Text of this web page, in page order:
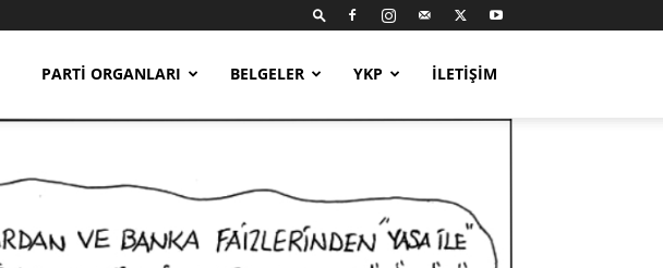
PARTI ORGANLARI BELGELER YKP İLETIŞIM